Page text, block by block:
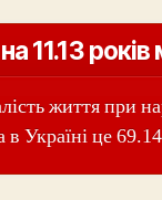
11.13
життя при
в Україні це